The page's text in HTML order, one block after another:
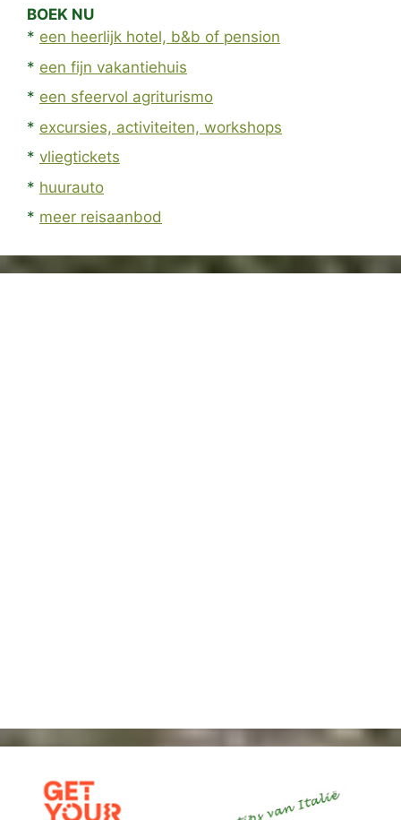
BOEK NU
* een heerlijk hotel, b&b of pension
* een fijn vakantiehuis
* een sfeervol agriturismo
* excursies, activiteiten, workshops
* vliegtickets
* huurauto
* meer reisaanbod